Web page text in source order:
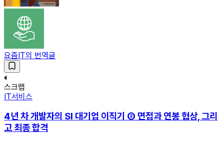
요즘IT의 번역글
스크랩
IT서비스
4년 차 개발자의 SI 대기업 이직기 ② 면접과 연봉 협상, 그리
고 최종 합격